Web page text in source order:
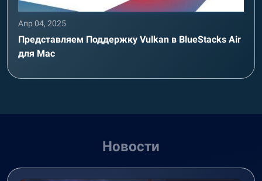
Апр 04, 2025
Представляем Поддержку Vulkan в BlueStacks Air
для Mac
Новости